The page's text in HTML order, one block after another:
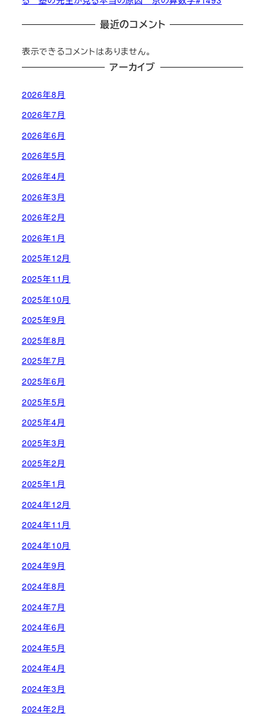
最近のコメント
表示できるコメントはありません。
アーカイブ
2026年8月
2026年7月
2026年6月
2026年5月
2026年4月
2026年3月
2026年2月
2026年1月
2025年12月
2025年11月
2025年10月
2025年9月
2025年8月
2025年7月
2025年6月
2025年5月
2025年4月
2025年3月
2025年2月
2025年1月
2024年12月
2024年11月
2024年10月
2024年9月
2024年8月
2024年7月
2024年6月
2024年5月
2024年4月
2024年3月
2024年2月